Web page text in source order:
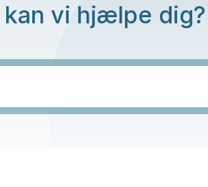
kan vi hjælpe dig?